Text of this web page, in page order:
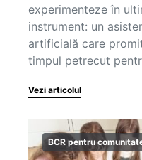
experimenteze în
instrument: un
artificială care
timpul petrecut
Vezi articolul
BCR pentru